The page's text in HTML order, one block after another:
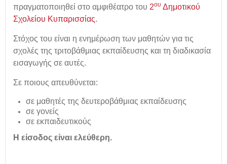
πραγματοποιηθεί στο αμφιθέατρο του 2ου Δημοτικού
Σχολείου Κυπαρισσίας.
Στόχος του είναι η ενημέρωση των μαθητών για τις
σχολές της τριτοβάθμιας εκπαίδευσης και τη διαδικασία
εισαγωγής σε αυτές.
Σε ποιους απευθύνεται:
σε μαθητές της δευτεροβάθμιας εκπαίδευσης
σε γονείς
σε εκπαιδευτικούς
Η είσοδος είναι ελεύθερη.